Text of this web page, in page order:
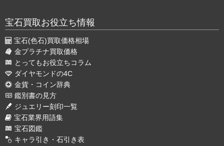
宝石買取お役立ち情報
宝石(色石)買取価格相場
金プラチナ買取価格
とってもお役立ちコラム
ダイヤモンドの4C
金貨・コイン辞典
鑑別書の見方
ジュエリー刻印一覧
宝石業界用語集
宝石図鑑
キャラ引き・石引き表